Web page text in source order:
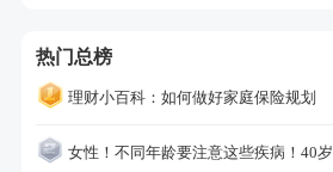
热门总榜
理财小百科：如何做好家庭保险规划
女性！不同年龄要注意这些疾病！40岁的这个疾病最需要注意！